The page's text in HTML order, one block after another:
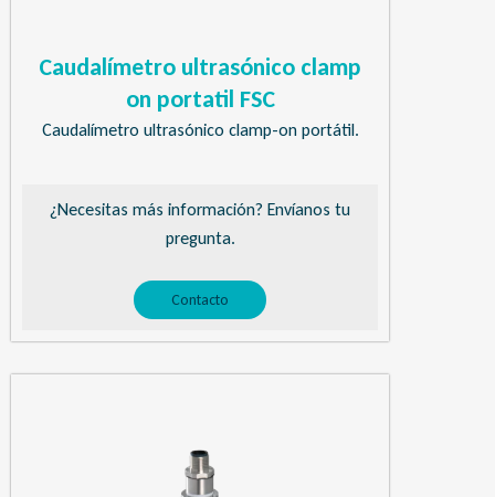
Caudalímetro ultrasónico clamp
on portatil FSC
Caudalímetro ultrasónico clamp-on portátil.
¿Necesitas más información? Envíanos tu
pregunta.
Contacto